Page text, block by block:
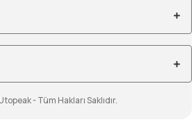
- Tüm Hakları Saklıdır.